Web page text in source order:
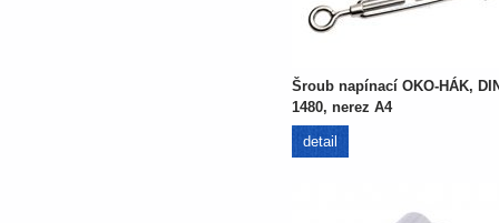
Šroub napínací OKO-HÁK,
1480, nerez A4
detail